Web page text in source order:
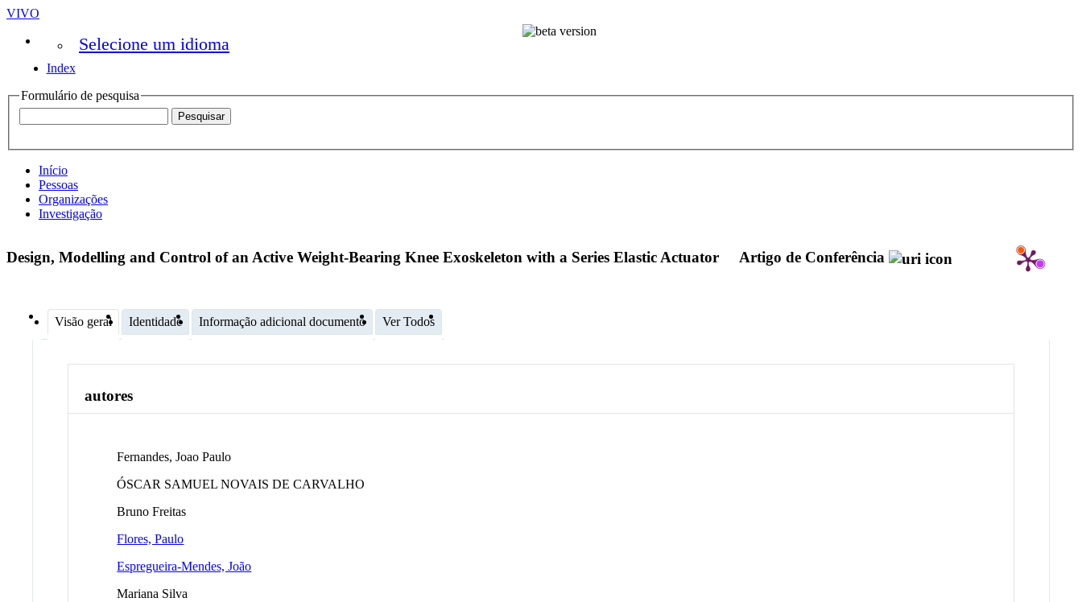
VIVO
Selecione um idioma
Index
Formulário de pesquisa
Início
Pessoas
Organizações
Investigação
Design, Modelling and Control of an Active Weight-Bearing Knee Exoskeleton with a Series Elastic Actuator Artigo de Conferência
Visão geral Identidade Informação adicional documento Ver Todos
autores
Fernandes, Joao Paulo
ÓSCAR SAMUEL NOVAIS DE CARVALHO
Bruno Freitas
Flores, Paulo
Espregueira-Mendes, João
Mariana Silva